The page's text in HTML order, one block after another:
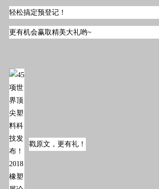
轻松搞定预登记！
更有机会赢取精美大礼哟~
戳原文，更有礼！